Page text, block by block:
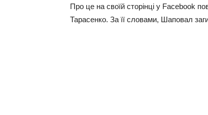
Про це на своїй сторінці у Facebook
Тарасенко. За її словами, Шаповал